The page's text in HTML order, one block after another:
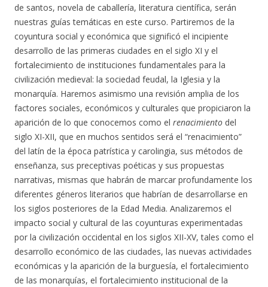
de santos, novela de caballería, literatura científica, serán
nuestras guías temáticas en este curso. Partiremos de la
coyuntura social y económica que significó el incipiente
desarrollo de las primeras ciudades en el siglo XI y el
fortalecimiento de instituciones fundamentales para la
civilización medieval: la sociedad feudal, la Iglesia y la
monarquía. Haremos asimismo una revisión amplia de los
factores sociales, económicos y culturales que propiciaron la
aparición de lo que conocemos como el renacimiento del
siglo XI-XII, que en muchos sentidos será el “renacimiento”
del latín de la época patrística y carolingia, sus métodos de
enseñanza, sus preceptivas poéticas y sus propuestas
narrativas, mismas que habrán de marcar profundamente los
diferentes géneros literarios que habrían de desarrollarse en
los siglos posteriores de la Edad Media. Analizaremos el
impacto social y cultural de las coyunturas experimentadas
por la civilización occidental en los siglos XII-XV, tales como el
desarrollo económico de las ciudades, las nuevas actividades
económicas y la aparición de la burguesía, el fortalecimiento
de las monarquías, el fortalecimiento institucional de la